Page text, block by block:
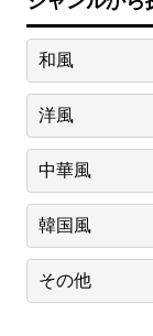
和風
洋風
中華風
韓国風
その他